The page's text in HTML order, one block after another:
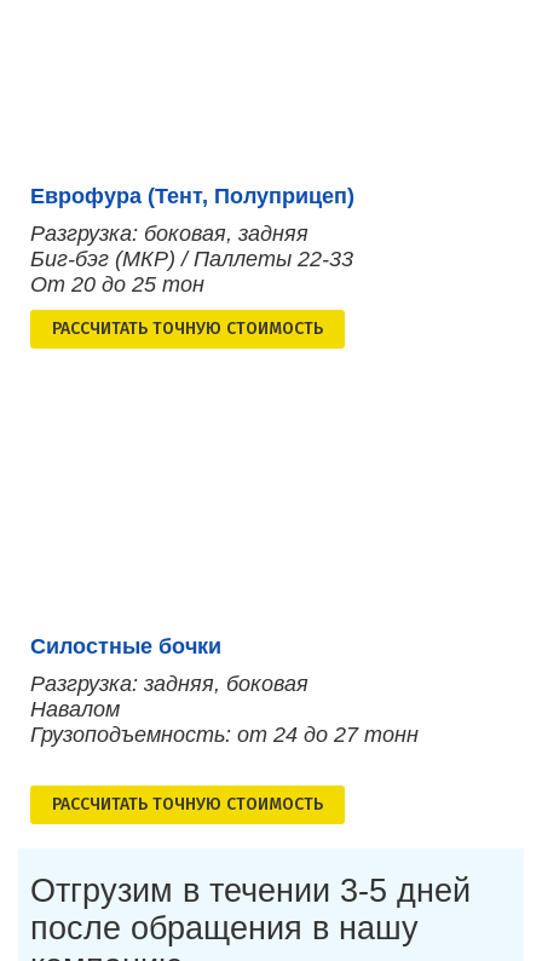
Еврофура (Тент, Полуприцеп)
Разгрузка: боковая, задняя
Биг-бэг (МКР) / Паллеты 22-33
От 20 до 25 тон
РАСCЧИТАТЬ ТОЧНУЮ СТОИМОСТЬ
Силостные бочки
Разгрузка: задняя, боковая
Навалом
Грузоподъемность: от 24 до 27 тонн
РАСCЧИТАТЬ ТОЧНУЮ СТОИМОСТЬ
Отгрузим в течении 3-5 дней
после обращения в нашу